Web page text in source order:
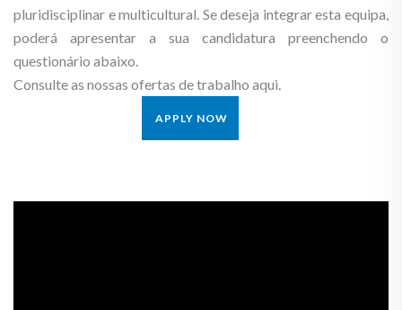
pluridisciplinar e multicultural. Se deseja integrar esta equipa,
poderá apresentar a sua candidatura preenchendo o
questionário abaixo.
Consulte as nossas ofertas de trabalho aqui.
APPLY NOW